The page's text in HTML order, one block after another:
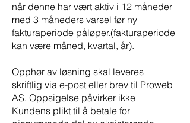
når denne har vært aktiv i 12 måneder
med 3 måneders varsel før ny
fakturaperiode påløper.(fakturaperiode
kan være måned, kvartal, år).
Opphør av løsning skal leveres
skriftlig via e-post eller brev til Proweb
AS. Oppsigelse påvirker ikke
Kundens plikt til å betale for